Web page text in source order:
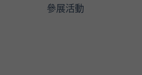
參展活動